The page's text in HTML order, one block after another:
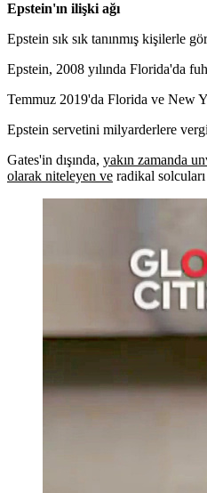
Epstein'ın ilişki ağı
Epstein sık sık tanınmış kişilerle
Epstein, 2008 yılında Florida'da
Temmuz 2019'da Florida ve New
Epstein servetini milyarderlere
Gates'in dışında, yakın zamanda
olarak niteleyen ve radikal